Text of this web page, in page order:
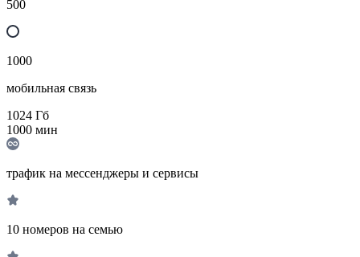
500
1000
мобильная связь
1024 Гб
1000 мин
трафик на мессенджеры и сервисы
10 номеров на семью